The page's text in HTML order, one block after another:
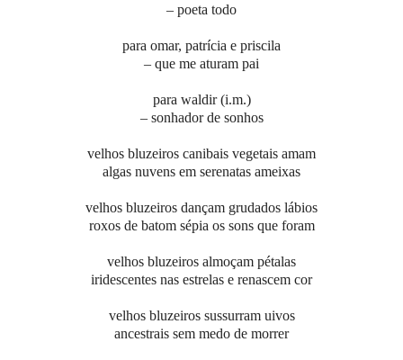
– poeta todo
para omar, patrícia e priscila
– que me aturam pai
para waldir (i.m.)
– sonhador de sonhos
velhos bluzeiros canibais vegetais amam
algas nuvens em serenatas ameixas
velhos bluzeiros dançam grudados lábios
roxos de batom sépia os sons que foram
velhos bluzeiros almoçam pétalas
iridescentes nas estrelas e renascem cor
velhos bluzeiros sussurram uivos
ancestrais sem medo de morrer